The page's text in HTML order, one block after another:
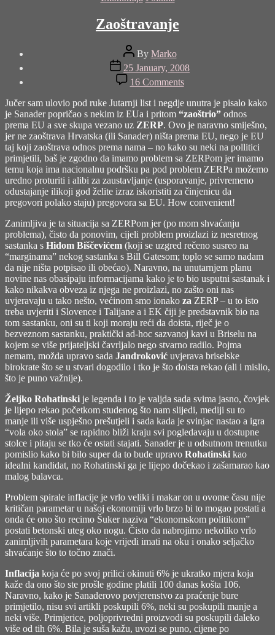
Zaoštravanje
Post
author
By Marko
Post
date
25 January, 2008
16 Commentson
Zaoštravanje
Jučer sam ulovio pod ruke Jutarnji list i negdje unutra je pisalo kako
je Sanader popričao s nekim iz EUa i pritom “zaoštrio” odnos
prema EU a sve skupa vezano uz ZERP. Ovo je naravno smiješno,
jer ne zaoštrava Hrvatska (ili Sanader) ništa prema EU, nego je EU
taj koji zaoštrava odnos prema nama – no kako su neki na pollitici
primjetili, baš je zgodno da imamo problem sa ZERPom jer imamo
temu koja ima nacionalnu podršku pa pod problem ZERPa možemo
uredno proturiti i alibi za zaustavljanje (usporavanje, privremeno
odustajanje ilikoji god želite izraz iskoristiti za činjenicu da
pregovori polako staju) pregovora sa EU. How convenient!
Zanimljiva je ta situacija sa ZERPom jer (po mom shvaćanju
problema), čisto da ponovim, cijeli problem proizlazi iz nesretnog
sastanka s Hidom Biščevićem (koji se uzgred rečeno susreo na
“marginama” nekog sastanka s Bill Gatesom; toplo se samo nadam
da nije ništa potpisao ili obećao). Naravno, na unutarnjem planu
novine nas obasipaju informacijama kako je to bio usputni sastanak i
kako nikakva obveza iz njega ne proizlazi, no zašto oni nas
uvjeravaju u tako nešto, većinom smo ionako za ZERP – u to isto
treba uvjeriti i Slovence i Talijane a i EK čiji je predstavnik bio na
tom sastanku, oni su ti koji moraju reći da doista, riječ je o
bezveznom sastanku, praktički ad-hoc sazvanoj kavi u Briselu na
kojem se više prijateljski čavrljalo nego stvarno radilo. Pojma
nemam, možda upravo sada Jandroković uvjerava briselske
birokrate što se u stvari dogodilo i tko je što doista rekao (ali i mislio,
što je puno važnije).
Željko Rohatinski je legenda i to je valjda sada svima jasno, čovjek
je lijepo rekao početkom studenog što nam slijedi, mediji su to
manje ili više uspješno prešutjeli i sada kada je svinjac nastao a igra
“vola oko stola” se rapidno bliži kraju svi pogledavaju u dostupne
stolce i pitaju se tko će ostati stajati. Sanader je u odsutnom trenutku
pomislio kako bi bilo super da to bude upravo Rohatinski kao
idealni kandidat, no Rohatinski ga je lijepo dočekao i zašamarao kao
malog balavca.
Problem spirale inflacije je vrlo veliki i makar on u ovome času nije
kritičan parametar u našoj ekonomiji vrlo brzo bi to mogao postati a
onda će ono što recimo Šuker naziva “ekonomskom politikom”
postati betonski uteg oko nogu. Čisto da nabrojimo nekoliko vrlo
zanimljivih parametara koje vrijedi imati na oku i onako seljačko
shvaćanje što to točno znači.
Inflacija koja će po svoj prilici okinuti 6% je ukratko mjera koja
kaže da ono što ste prošle godine platili 100 danas košta 106.
Naravno, kako je Sanaderovo povjerenstvo za praćenje bure
primjetilo, nisu svi artikli poskupili 6%, neki su poskupili manje a
neki više. Primjerice, poljoprivredni proizvodi su poskupili daleko
više od tih 6%. Bila je suša kažu, uvozi se puno, cijene po